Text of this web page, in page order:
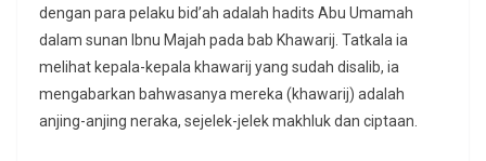
dengan para pelaku bid’ah adalah hadits Abu Umamah
dalam sunan Ibnu Majah pada bab Khawarij. Tatkala ia
melihat kepala-kepala khawarij yang sudah disalib, ia
mengabarkan bahwasanya mereka (khawarij) adalah
anjing-anjing neraka, sejelek-jelek makhluk dan ciptaan.